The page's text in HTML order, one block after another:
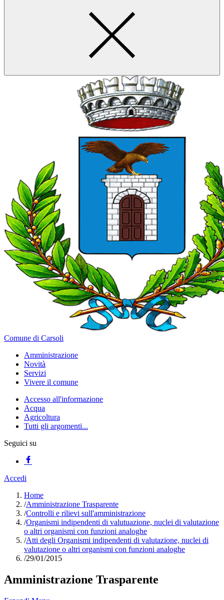
Comune di Carsoli
Amministrazione
Novità
Servizi
Vivere il comune
Accesso all'informazione
Acqua
Agricoltura
Tutti gli argomenti...
Seguici su
Accedi
Home
/Amministrazione Trasparente
/Controlli e rilievi sull'amministrazione
/Organismi indipendenti di valutuazione, nuclei di valutazione
o altri organismi con funzioni analoghe
/Atti degli Organismi indipendenti di valutazione, nuclei di
valutazione o altri organismi con funzioni analoghe
/29/01/2015
Amministrazione Trasparente